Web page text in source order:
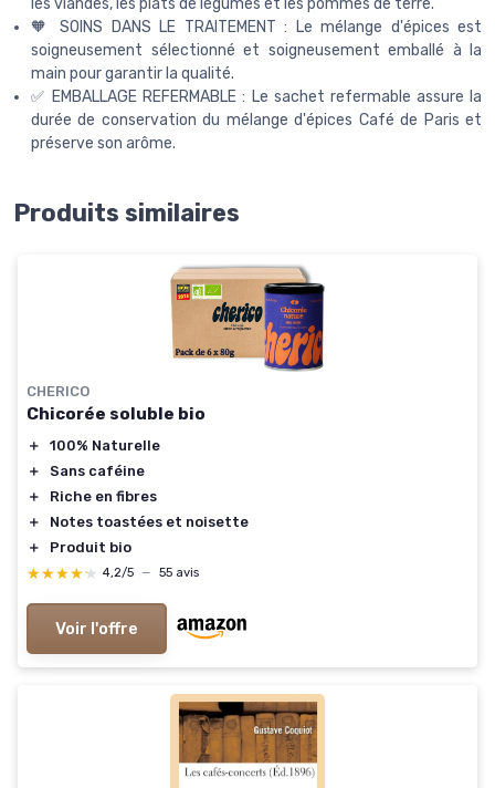
les viandes, les plats de légumes et les pommes de terre.
🧡 SOINS DANS LE TRAITEMENT : Le mélange d'épices est
soigneusement sélectionné et soigneusement emballé à la
main pour garantir la qualité.
✅ EMBALLAGE REFERMABLE : Le sachet refermable assure la
durée de conservation du mélange d'épices Café de Paris et
préserve son arôme.
Produits similaires
CHERICO
Chicorée soluble bio
＋
100% Naturelle
＋
Sans caféine
＋
Riche en fibres
＋
Notes toastées et noisette
＋
Produit bio
★★★★★
★★★★★ 4,2/5 — 55 avis
Voir l'offre